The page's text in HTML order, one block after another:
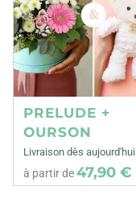
PRELUDE +
OURSON
Livraison dès aujourd'hui
à partir de47,90 €